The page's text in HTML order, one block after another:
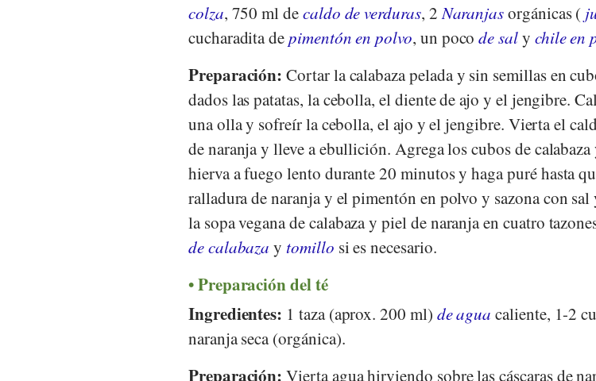
colza, 750 ml decaldo de verduras, 2 Naranjasorgánicas (
cucharadita depimentón en polvo, un pocode saly chile en
Preparación: Cortar la calabaza pelada y sin semillas en
dados las patatas, la cebolla, el diente de ajo y el jengibre.
una olla y sofreír la cebolla, el ajo y el jengibre. Vierta el
de naranja y lleve a ebullición. Agrega los cubos de
hierva a fuego lento durante 20 minutos y haga puré hasta
ralladura de naranja y el pimentón en polvo y sazona con
la sopa vegana de calabaza y piel de naranja en cuatro
de calabaza y tomillo si es necesario.
Preparación del té
Ingredientes: 1 taza (aprox. 200 ml) de agua caliente, 1-2
naranja seca (orgánica).
Preparación: Vierta agua hirviendo sobre las cáscaras de